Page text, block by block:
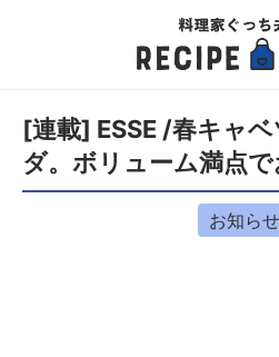
[連載] ESSE /春キャ
ダ。ボリューム満点
お知らせ